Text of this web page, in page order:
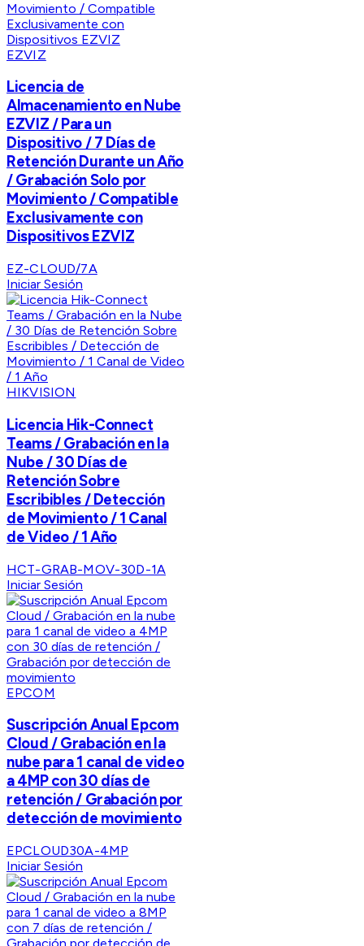
EZVIZ
Licencia de
Almacenamiento en Nube
EZVIZ / Para un
Dispositivo / 7 Días de
Retención Durante un Año
/ Grabación Solo por
Movimiento / Compatible
Exclusivamente con
Dispositivos EZVIZ
EZ-CLOUD/7A
Iniciar Sesión
HIKVISION
Licencia Hik-Connect
Teams / Grabación en la
Nube / 30 Días de
Retención Sobre
Escribibles / Detección
de Movimiento / 1 Canal
de Video / 1 Año
HCT-GRAB-MOV-30D-1A
Iniciar Sesión
EPCOM
Suscripción Anual Epcom
Cloud / Grabación en la
nube para 1 canal de video
a 4MP con 30 días de
retención / Grabación por
detección de movimiento
EPCLOUD30A-4MP
Iniciar Sesión